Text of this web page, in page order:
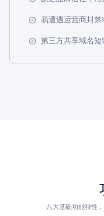
易遭遇运营商封
第三方共享域名
八大基础功能特性